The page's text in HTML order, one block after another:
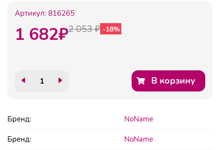
Артикул: 816265
1 682₽2 053 ₽ -18%
В корзину
Бренд: NoName
Бренд: NoName